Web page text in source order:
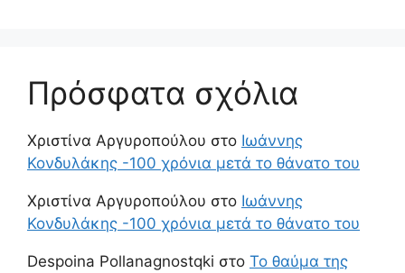
Πρόσφατα σχόλια
Χριστίνα Αργυροπούλου στο Ιωάννης
Κονδυλάκης -100 χρόνια μετά το θάνατο του
Χριστίνα Αργυροπούλου στο Ιωάννης
Κονδυλάκης -100 χρόνια μετά το θάνατο του
Despoina Pollanagnostqki στο Το θαύμα της